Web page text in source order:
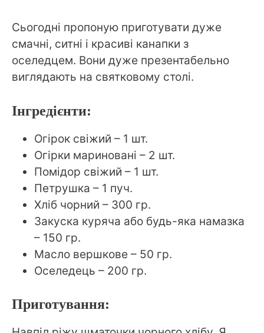
Сьогодні пропоную приготувати дуже
смачні, ситні і красиві канапки з
оселедцем. Вони дуже презентабельно
виглядають на святковому столі.
Інгредієнти:
Огірок свіжий – 1 шт.
Огірки мариновані – 2 шт.
Помідор свіжий – 1 шт.
Петрушка – 1 пуч.
Хліб чорний – 300 гр.
Закуска куряча або будь-яка намазка
– 150 гр.
Масло вершкове – 50 гр.
Оселедець – 200 гр.
Приготування: